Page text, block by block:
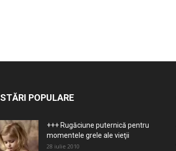
POPULARE
+++ Rugăciune puternică pentru
momentele grele ale vieţii
28 iulie 2010